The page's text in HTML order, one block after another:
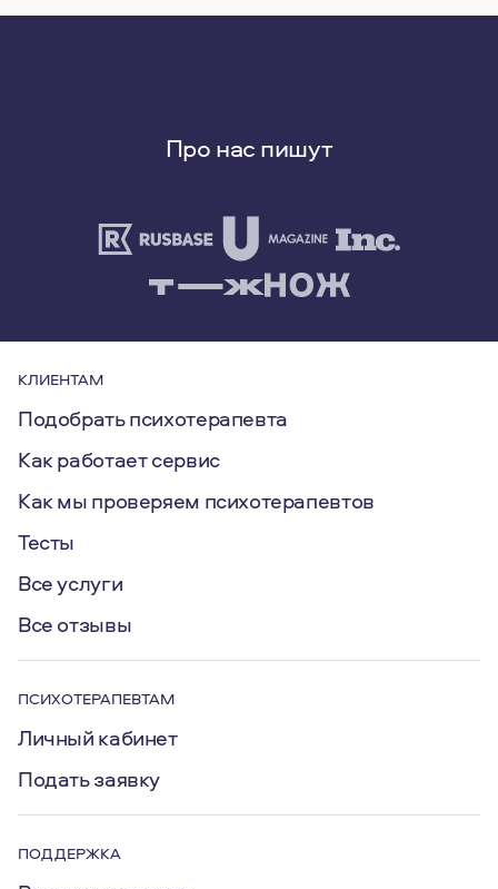
Про нас пишут
КЛИЕНТАМ
Подобрать психотерапевта
Как работает сервис
Как мы проверяем психотерапевтов
Тесты
Все услуги
Все отзывы
ПСИХОТЕРАПЕВТАМ
Личный кабинет
Подать заявку
ПОДДЕРЖКА